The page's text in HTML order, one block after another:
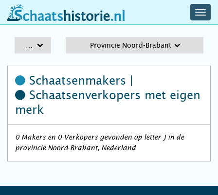
schaatshistorie.nl
Provincie Noord-Brabant
Schaatsenmakers |
Schaatsenverkopers met eigen
merk
0 Makers en 0 Verkopers gevonden op letter J in de
provincie Noord-Brabant, Nederland